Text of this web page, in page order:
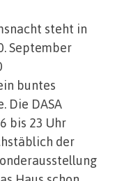
steht in
September
buntes
Die DASA
bis 23 Uhr
der